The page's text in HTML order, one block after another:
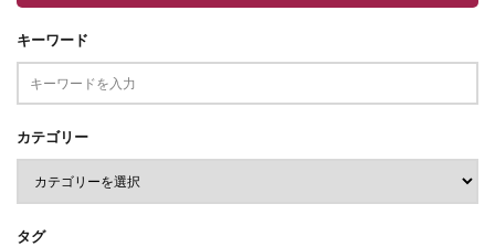
キーワード
カテゴリー
タグ